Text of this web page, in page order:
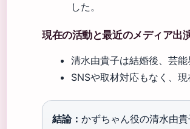
した。
現在の活動と最近のメディア出
清水由貴子は結婚後、芸
SNSや取材対応もなく、
結論： かずちゃん役の清水由